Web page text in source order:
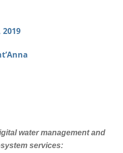
2019
water management and
services: